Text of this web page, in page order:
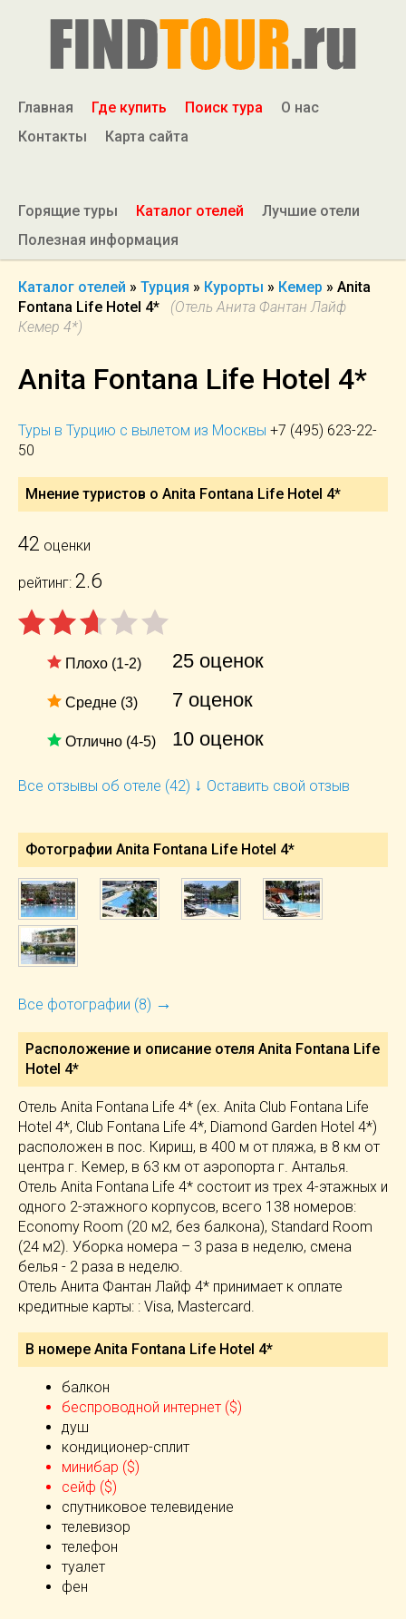
Главная Где купить Поиск тура
О нас
Контакты
Карта сайта
Горящие туры Каталог отелей
Лучшие отели
Полезная информация
Каталог отелей » Турция » Курорты » Кемер » Anita
Fontana Life Hotel 4*
(Отель Анита Фантан Лайф
Кемер 4*)
Anita Fontana Life Hotel 4*
Туры в Турцию с вылетом из Москвы +7 (495) 623-22-
50
Мнение туристов о Anita Fontana Life Hotel 4*
42 оценки
рейтинг: 2.6
Плохо (1-2) 25 оценок
Средне (3) 7 оценок
Отлично (4-5) 10 оценок
Все отзывы об отеле (42) ↓ Оставить свой отзыв
Фотографии Anita Fontana Life Hotel 4*
Все фотографии (8) →
Расположение и описание отеля Anita Fontana Life
Hotel 4*
Отель Anita Fontana Life 4* (ex. Anita Club Fontana Life
Hotel 4*, Club Fontana Life 4*, Diamond Garden Hotel 4*)
расположен в пос. Кириш, в 400 м от пляжа, в 8 км от
центра г. Кемер, в 63 км от аэропорта г. Анталья.
Отель Anita Fontana Life 4* состоит из трех 4-этажных и
одного 2-этажного корпусов, всего 138 номеров:
Economy Room (20 м2, без балкона), Standard Room
(24 м2). Уборка номера – 3 раза в неделю, смена
белья - 2 раза в неделю.
Отель Анита Фантан Лайф 4* принимает к оплате
кредитные карты: : Visa, Mastercard.
В номере Anita Fontana Life Hotel 4*
балкон
беспроводной интернет ($)
душ
кондиционер-сплит
минибар ($)
сейф ($)
спутниковое телевидение
телевизор
телефон
туалет
фен